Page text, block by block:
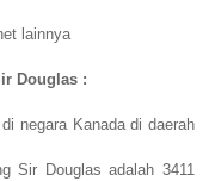
lainnya
Douglas :
negara Kanada di daerah
Sir Douglas adalah 3411